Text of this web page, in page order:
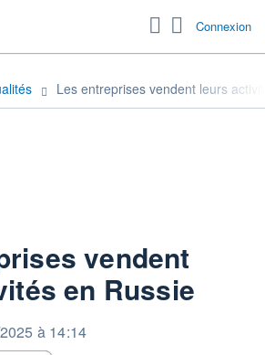
Connexion
Les entreprises vendent leurs
vendent
en Russie
à 14:14